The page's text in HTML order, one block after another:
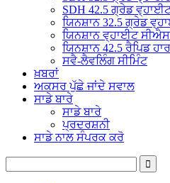
SDH 42.5 ਗ੍ਰੇਡ
ਯਿਨਸ਼ਾਨ 32.5 ਗ੍ਰੇਡ
ਯਿਨਸ਼ਾਨ ਵ੍ਹਾਈਟ
ਯਿਨਸ਼ਾਨ 42.5 ਰੈਪਿਡ
ਸਵੈ-ਲੈਵਲਿੰਗ ਸੀਮਿੰਟ
ਖ਼ਬਰਾਂ
ਅਕਸਰ ਪੁੱਛੇ ਜਾਂਦੇ ਸਵਾਲ
ਸਾਡੇ ਬਾਰੇ
ਸਾਡੇ ਬਾਰੇ
ਪ੍ਰਦਰਸ਼ਨੀ
ਸਾਡੇ ਨਾਲ ਸੰਪਰਕ ਕਰੋ